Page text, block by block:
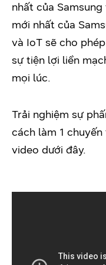
nhất của
mới nhất của
và IoT sẽ cho
sự tiện lợi liền
mọi lúc.
Trải nghiệm sự
cách làm 1
video dưới đây.